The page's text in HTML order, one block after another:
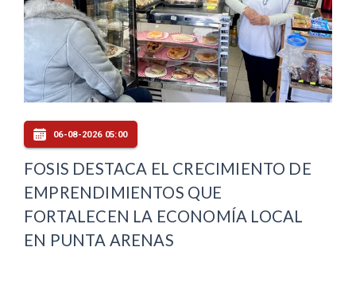
06-08-2026 05:00
FOSIS DESTACA EL CRECIMIENTO DE
EMPRENDIMIENTOS QUE
FORTALECEN LA ECONOMÍA LOCAL
EN PUNTA ARENAS